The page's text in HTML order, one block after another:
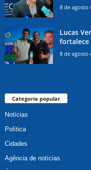
8 de agosto
Lucas
fortalece
8 de agosto
Categoria popular
Notícias
Política
Cidades
Agência de notícias